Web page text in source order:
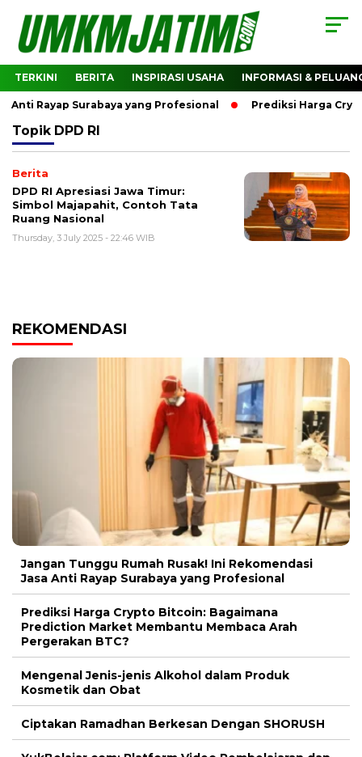
TERKINI BERITA INSPIRASI USAHA INFORMASI &
Rayap Surabaya yang Profesional Prediksi Harga
Topik DPD RI
Berita
DPD RI Apresiasi Jawa Timur:
Simbol Majapahit, Contoh Tata
Ruang Nasional
Thursday, 3 July 2025 - 22:46 WIB
REKOMENDASI
Jangan Tunggu Rumah Rusak! Ini Rekomendasi
Jasa Anti Rayap Surabaya yang Profesional
Prediksi Harga Crypto Bitcoin: Bagaimana
Prediction Market Membantu Membaca Arah
Pergerakan BTC?
Mengenal Jenis-jenis Alkohol dalam Produk
Kosmetik dan Obat
Ciptakan Ramadhan Berkesan Dengan SHORUSH